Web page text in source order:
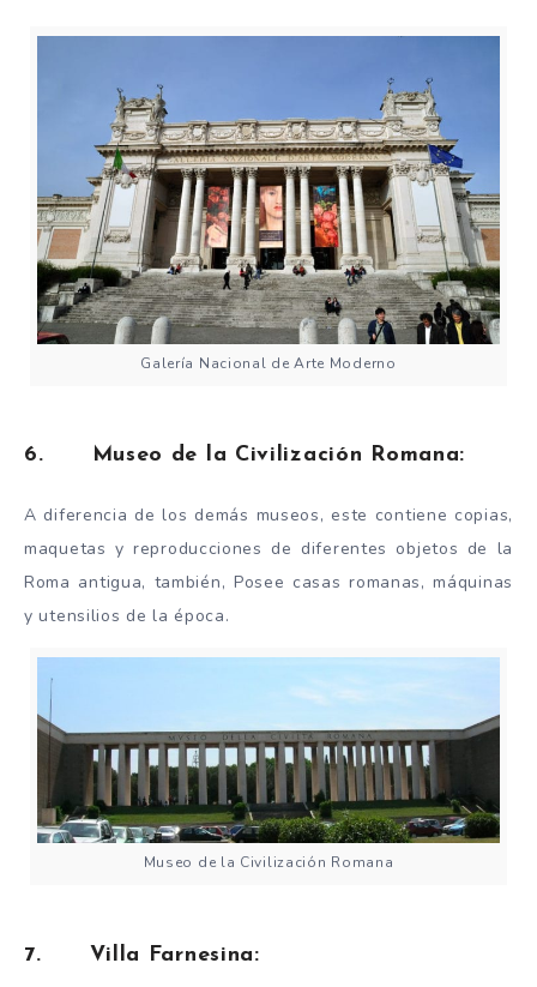
Galería Nacional de Arte Moderno
6. Museo de la Civilización Romana:
A diferencia de los demás museos, este contiene copias,
maquetas y reproducciones de diferentes objetos de la
Roma antigua, también, Posee casas romanas, máquinas
y utensilios de la época.
Museo de la Civilización Romana
7. Villa Farnesina: